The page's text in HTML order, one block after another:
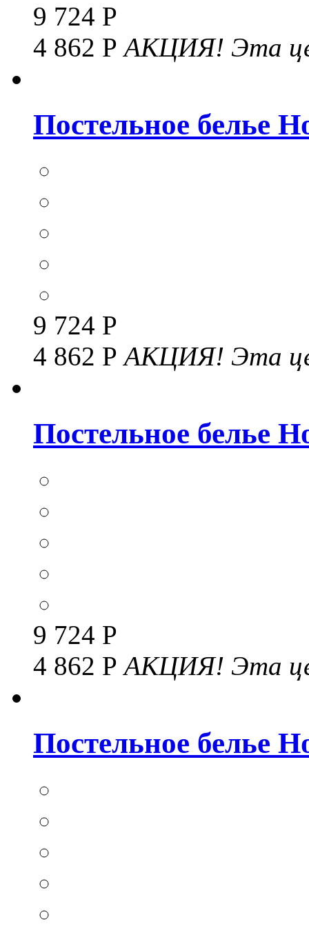
9 724 Р
4 862 РАКЦИЯ! Эта
Постельное белье
9 724 Р
4 862 РАКЦИЯ! Эта
Постельное белье
9 724 Р
4 862 РАКЦИЯ! Эта
Постельное белье